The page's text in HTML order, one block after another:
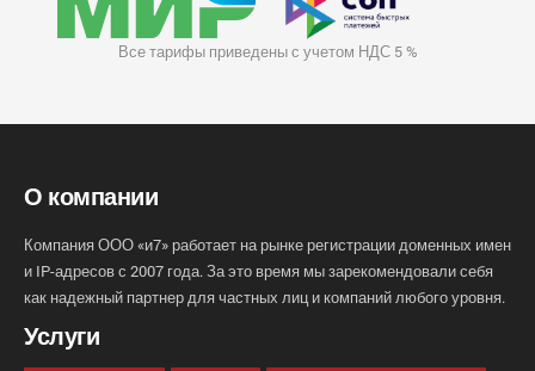
Все тарифы приведены с учетом НДС 5 %
О компании
Компания ООО «и7» работает на рынке регистрации доменных имен
и IP-адресов с 2007 года. За это время мы зарекомендовали себя
как надежный партнер для частных лиц и компаний любого уровня.
Услуги